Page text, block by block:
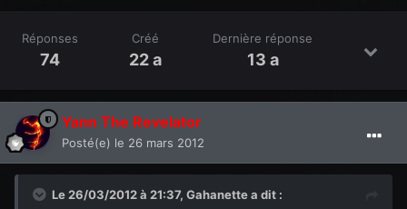
Réponses
74
Créé
22 a
Dernière réponse
13 a
Yann The Revelator
Posté(e) le 26 mars 2012
Le 26/03/2012 à 21:37, Gahanette a dit :